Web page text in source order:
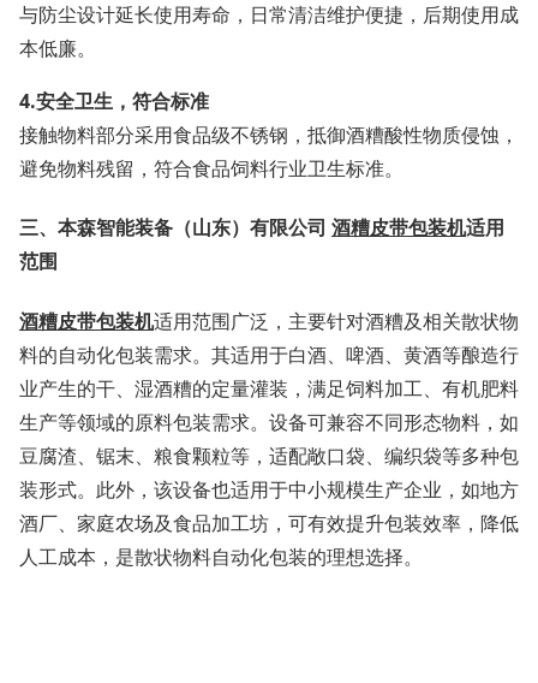
与防尘设计延长使用寿命，日常清洁维护便捷，后期使用成
本低廉。
4.安全卫生，符合标准
接触物料部分采用食品级不锈钢，抵御酒糟酸性物质侵蚀，
避免物料残留，符合食品饲料行业卫生标准。
三、 本森智能装备（山东）有限公司 酒糟皮带包装机适用
范围
酒糟皮带包装机适用范围广泛，主要针对酒糟及相关散状物
料的自动化包装需求。其适用于白酒、啤酒、黄酒等酿造行
业产生的干、湿酒糟的定量灌装，满足饲料加工、有机肥料
生产等领域的原料包装需求。设备可兼容不同形态物料，如
豆腐渣、锯末、粮食颗粒等，适配敞口袋、编织袋等多种包
装形式。此外，该设备也适用于中小规模生产企业，如地方
酒厂、家庭农场及食品加工坊，可有效提升包装效率，降低
人工成本，是散状物料自动化包装的理想选择。